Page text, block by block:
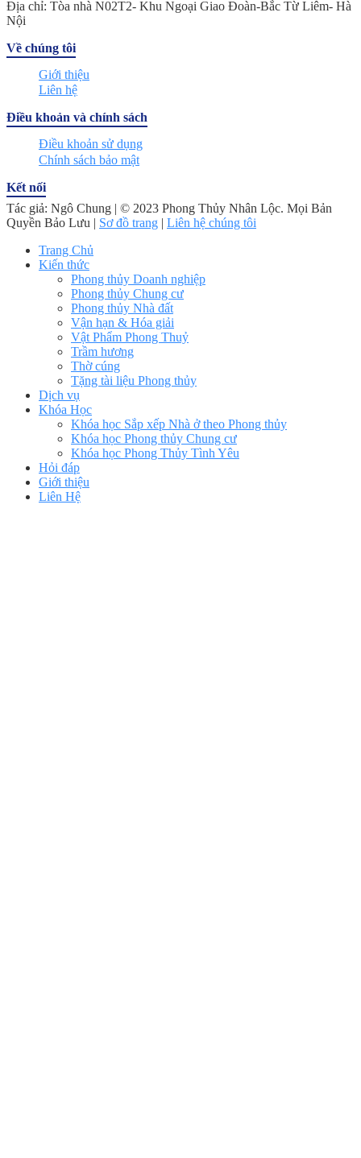
Địa chỉ: Tòa nhà N02T2- Khu Ngoại Giao Đoàn-Bắc Từ Liêm- Hà
Nội
Về chúng tôi
Giới thiệu
Liên hệ
Điều khoản và chính sách
Điều khoản sử dụng
Chính sách bảo mật
Kết nối
Tác giả: Ngô Chung | © 2023 Phong Thủy Nhân Lộc. Mọi Bản
Quyền Bảo Lưu | Sơ đồ trang | Liên hệ chúng tôi
Trang Chủ
Kiến thức
Phong thủy Doanh nghiệp
Phong thủy Chung cư
Phong thủy Nhà đất
Vận hạn & Hóa giải
Vật Phẩm Phong Thuỷ
Trầm hương
Thờ cúng
Tặng tài liệu Phong thủy
Dịch vụ
Khóa Học
Khóa học Sắp xếp Nhà ở theo Phong thủy
Khóa học Phong thủy Chung cư
Khóa học Phong Thủy Tình Yêu
Hỏi đáp
Giới thiệu
Liên Hệ